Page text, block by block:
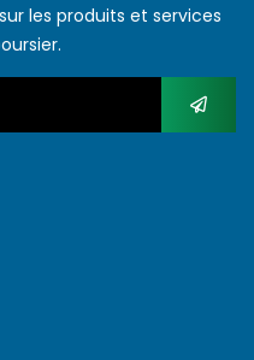
les produits et services